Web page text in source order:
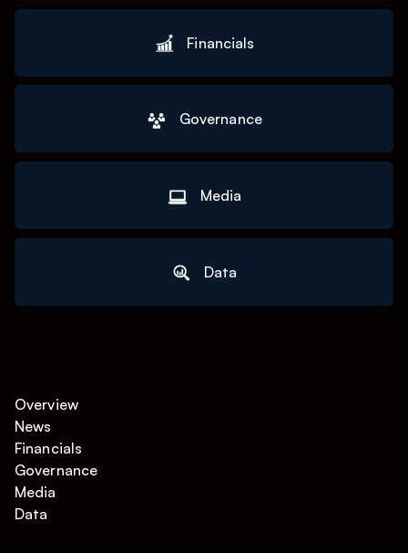
Financials
Governance
Media
Data
Overview
News
Financials
Governance
Media
Data